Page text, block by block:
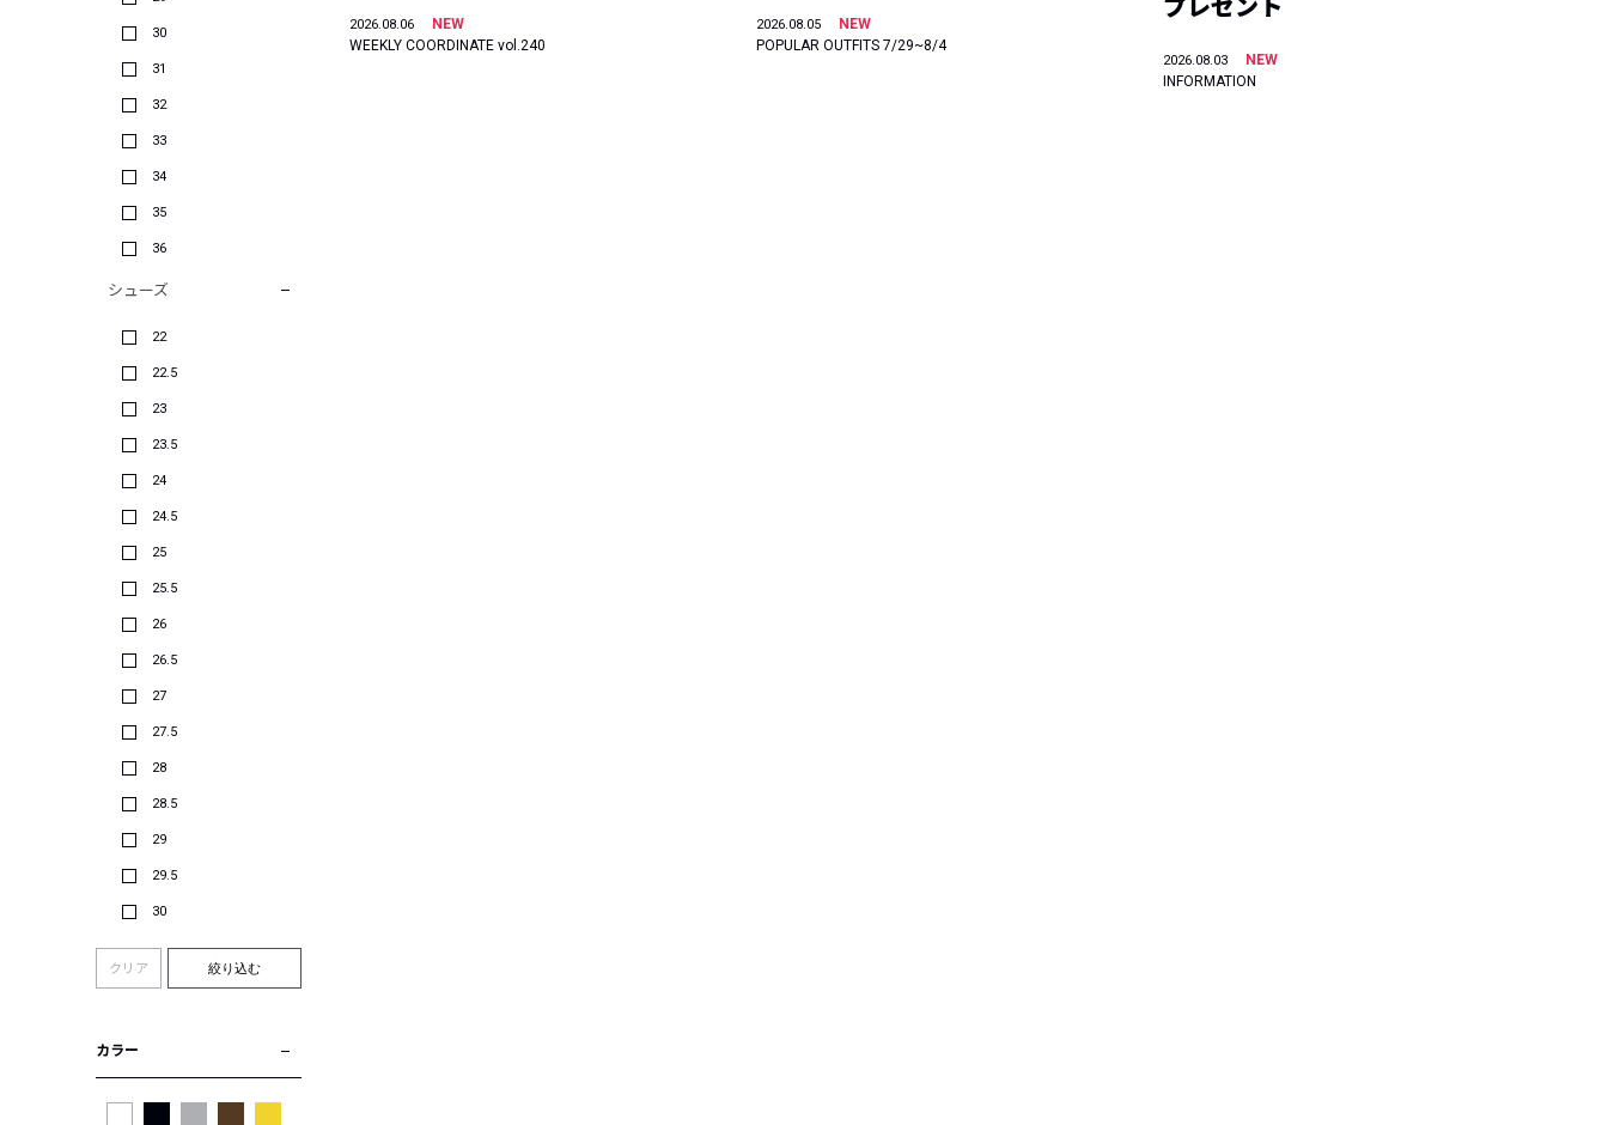
30
31
32
33
34
35
36
シューズ
22
22.5
23
23.5
24
24.5
25
25.5
26
26.5
27
27.5
28
28.5
29
29.5
30
クリア 絞り込む
カラー
2026.08.06
NEW
WEEKLY COORDINATE vol.240
2026.08.05
NEW
POPULAR OUTFITS 7/29~8/4
プレゼント
2026.08.03
NEW
INFORMATION